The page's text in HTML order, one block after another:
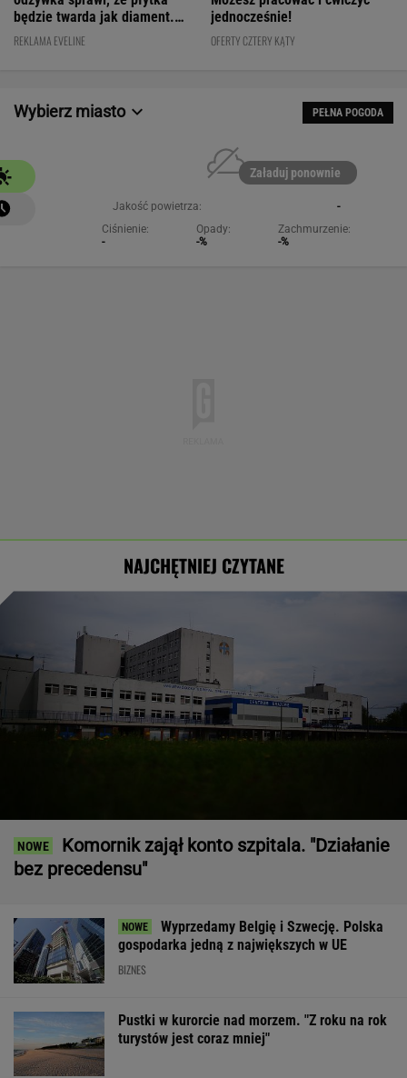
będzie twarda jak diament.
Cena? WOW!
REKLAMA EVELINE
jednocześnie!
OFERTY CZTERY KĄTY
Wybierz miasto PEŁNA POGODA
Załaduj ponownie
Jakość powietrza:
-
Ciśnienie:
-
Opady:
-%
Zachmurzenie:
-%
NAJCHĘTNIEJ CZYTANE
Komornik zajął konto szpitala. "Działanie
bez precedensu"
Wyprzedamy Belgię i Szwecję. Polska
gospodarka jedną z największych w UE
BIZNES
Pustki w kurorcie nad morzem. "Z roku na rok
turystów jest coraz mniej"